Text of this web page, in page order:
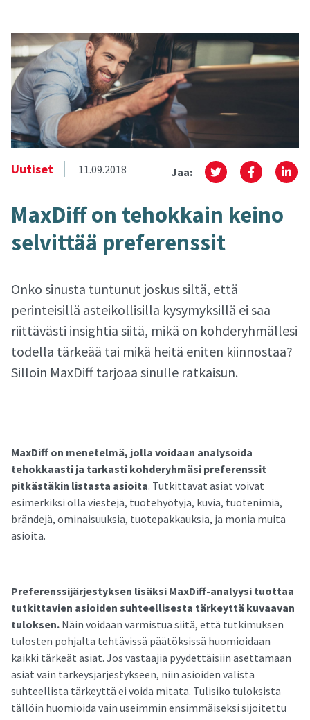
Uutiset 11.09.2018 Jaa:
MaxDiff on te­hok­kain keino
sel­vit­tää pre­fe­rens­sit
Onko sinusta tuntunut joskus siltä, että
perinteisillä asteikollisilla kysymyksillä ei saa
riittävästi insightia siitä, mikä on kohderyhmällesi
todella tärkeää tai mikä heitä eniten kiinnostaa?
Silloin MaxDiff tarjoaa sinulle ratkaisun.
MaxDiff on menetelmä, jolla voidaan analysoida
tehokkaasti ja tarkasti kohderyhmäsi preferenssit
pitkästäkin listasta asioita. Tutkittavat asiat voivat
esimerkiksi olla viestejä, tuotehyötyjä, kuvia, tuotenimiä,
brändejä, ominaisuuksia, tuotepakkauksia, ja monia muita
asioita.
Preferenssijärjestyksen lisäksi MaxDiff-analyysi tuottaa
tutkittavien asioiden suhteellisesta tärkeyttä kuvaavan
tuloksen. Näin voidaan varmistua siitä, että tutkimuksen
tulosten pohjalta tehtävissä päätöksissä huomioidaan
kaikki tärkeät asiat. Jos vastaajia pyydettäisiin asettamaan
asiat vain tärkeysjärjestykseen, niin asioiden välistä
suhteellista tärkeyttä ei voida mitata. Tulisiko tuloksista
tällöin huomioida vain useimmin ensimmäiseksi sijoitettu